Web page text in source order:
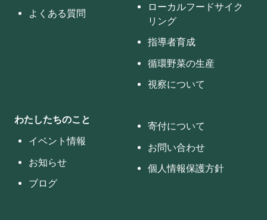
よくある質問
ローカルフードサイク
リング
指導者育成
循環野菜の生産
視察について
わたしたちのこと
イベント情報
お知らせ
ブログ
寄付について
お問い合わせ
個人情報保護方針